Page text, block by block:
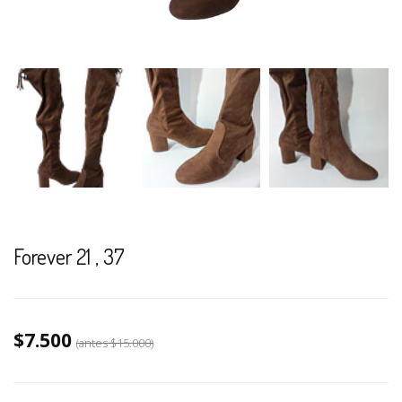
Forever 21 , 37
$7.500 (antes$15.000)